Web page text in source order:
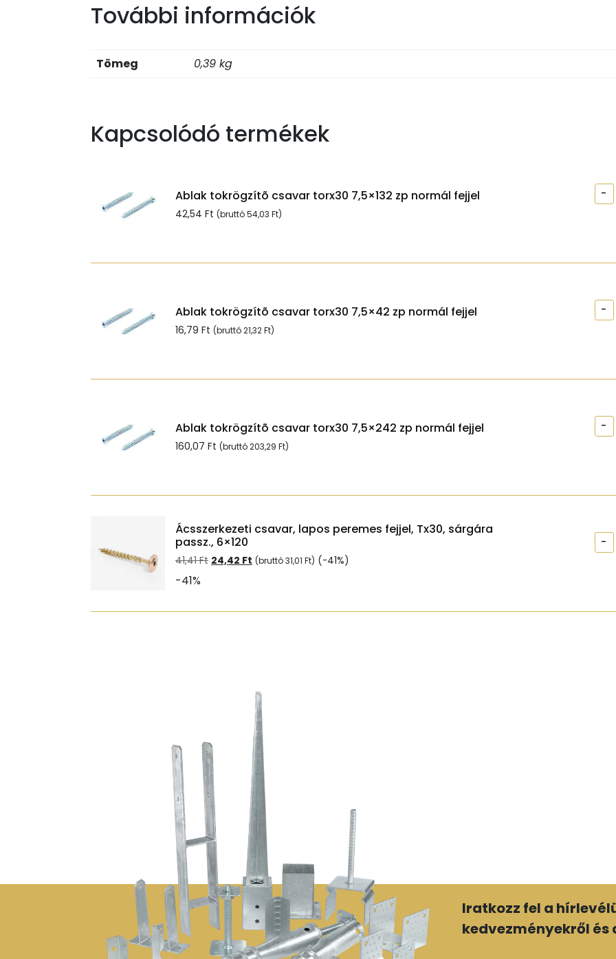
További információk
Tömeg 0,39 kg
Kapcsolódó termékek
Ablak tokrögzítõ csavar torx30 7,5×132 zp normál fejjel
42,54 Ft (bruttó54,03 Ft)
-
Ablak tokrögzítõ csavar torx30 7,5×42 zp normál fejjel
16,79 Ft (bruttó21,32Ft)
-
Ablak tokrögzítõ csavar torx30 7,5×242 zp normál fejjel
160,07 Ft (bruttó203,29 Ft)
-
Ácsszerkezeti csavar, lapos peremes fejjel, Tx30, sárgára
passz., 6×120
41,41Ft Original
24,42 Ft Current
(bruttó31,01 Ft) (-41%)
-41%
-
Iratkozz fel a
kedvezményekről